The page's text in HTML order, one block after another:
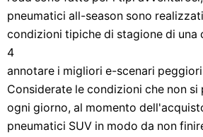
pneumatici all-season sono
condizioni tipiche di stagione di una
4
annotare i migliori e-scenari
Considerate le condizioni che non
ogni giorno, al momento
pneumatici SUV in modo da non